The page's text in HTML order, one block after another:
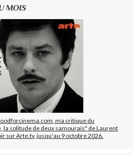
MOIS
ma critique du
la solitude de deux samouraïs" de Laurent
sur Arte.tv, jusqu'au 9 octobre 2026.